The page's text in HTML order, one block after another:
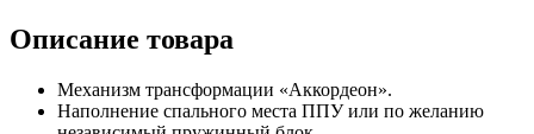
Описание товара
Механизм трансформации «Аккордеон».
Наполнение спального места ППУ или по желанию